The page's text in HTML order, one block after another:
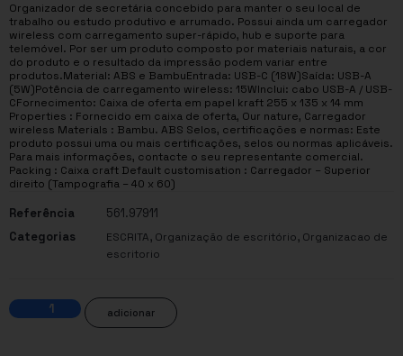
Organizador de secretária concebido para manter o seu local de
trabalho ou estudo produtivo e arrumado. Possui ainda um carregador
wireless com carregamento super-rápido, hub e suporte para
telemóvel. Por ser um produto composto por materiais naturais, a cor
do produto e o resultado da impressão podem variar entre
produtos.Material: ABS e BambuEntrada: USB-C (18W)Saída: USB-A
(5W)Potência de carregamento wireless: 15WInclui: cabo USB-A / USB-
CFornecimento: Caixa de oferta em papel kraft 255 x 135 x 14 mm
Properties : Fornecido em caixa de oferta, Our nature, Carregador
wireless Materials : Bambu. ABS Selos, certificações e normas: Este
produto possui uma ou mais certificações, selos ou normas aplicáveis.
Para mais informações, contacte o seu representante comercial.
Packing : Caixa craft Default customisation : Carregador – Superior
direito (Tampografia – 40 x 60)
Referência
561.97911
Categorias
ESCRITA, Organização de escritório, Organizacao de
escritorio
adicionar